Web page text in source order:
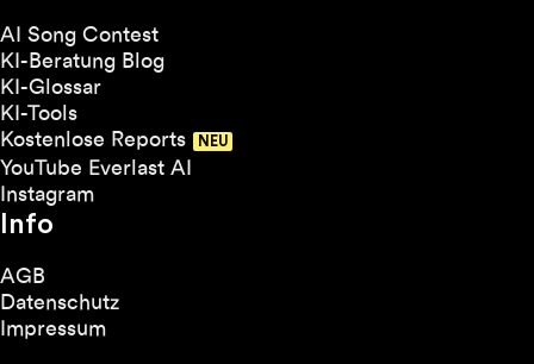
AI Song Contest
KI-Beratung Blog
KI-Glossar
KI-Tools
Kostenlose Reports
YouTube Everlast AI
Instagram
Info
AGB
Datenschutz
Impressum